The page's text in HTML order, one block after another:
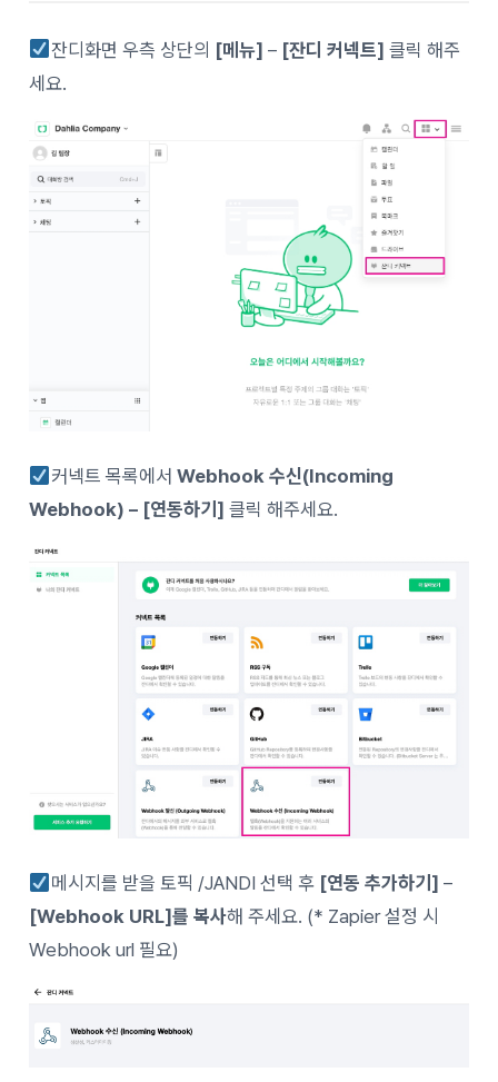
잔디화면 우측 상단의 [메뉴] – [잔디 커넥트] 클릭 해주
세요.
커넥트 목록에서 Webhook 수신(Incoming
Webhook) – [연동하기] 클릭 해주세요.
메시지를 받을 토픽 /JANDI 선택 후 [연동 추가하기] –
[Webhook URL]를 복사해 주세요. (* Zapier 설정 시
Webhook url 필요)